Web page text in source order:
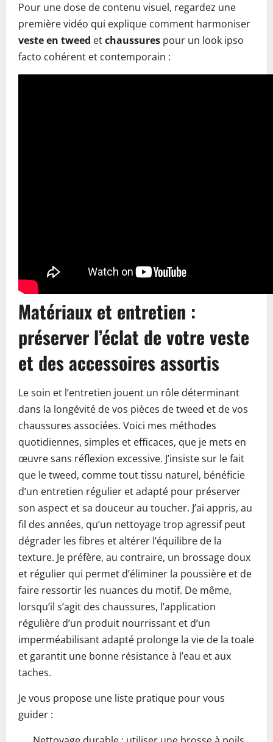
Pour une dose de contenu visuel, regardez une
première vidéo qui explique comment harmoniser
veste en tweed etchaussures pour un look ipso
facto cohérent et contemporain :
Matériaux et entretien :
préserver l’éclat de votre veste
et des accessoires assortis
Le soin et l’entretien jouent un rôle déterminant
dans la longévité de vos pièces de tweed et de vos
chaussures associées. Voici mes méthodes
quotidiennes, simples et efficaces, que je mets en
œuvre sans réflexion excessive. J’insiste sur le fait
que le tweed, comme tout tissu naturel, bénéficie
d’un entretien régulier et adapté pour préserver
son aspect et sa douceur au toucher. J’ai appris, au
fil des années, qu’un nettoyage trop agressif peut
dégrader les fibres et altérer l’équilibre de la
texture. Je préfère, au contraire, un brossage doux
et régulier qui permet d’éliminer la poussière et de
faire ressortir les nuances du motif. De même,
lorsqu’il s’agit des chaussures, l’application
régulière d’un produit nourrissant et d’un
imperméabilisant adapté prolonge la vie de la toale
et garantit une bonne résistance à l’eau et aux
taches.
Je vous propose une liste pratique pour vous
guider :